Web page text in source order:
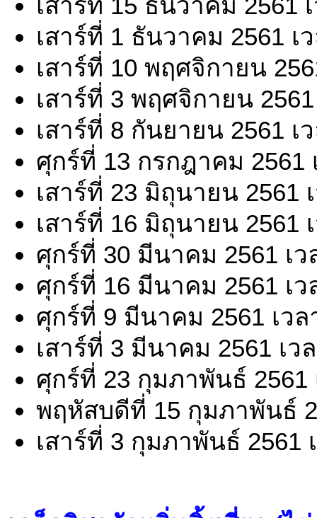
เสาร์ที่ 1 ธันวาคม 2561 เ
เสาร์ที่ 10 พฤศจิกายน
เสาร์ที่ 3 พฤศจิกายน
เสาร์ที่ 8 กันยายน 2561 เ
ศุกร์ที่ 13 กรกฎาคม 2561
เสาร์ที่ 23 มิถุนายน 2561
เสาร์ที่ 16 มิถุนายน 2561
ศุกร์ที่ 30 มีนาคม 2561 เว
ศุกร์ที่ 16 มีนาคม 2561 เว
ศุกร์ที่ 9 มีนาคม 2561 เวล
เสาร์ที่ 3 มีนาคม 2561 เว
ศุกร์ที่ 23 กุมภาพันธ์ 2561
พฤหัสบดีที่ 15 กุมภาพันธ์
เสาร์ที่ 3 กุมภาพันธ์ 2561